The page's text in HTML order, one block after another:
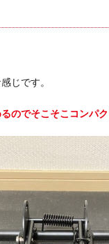
じです。
のでそこそこコンパク